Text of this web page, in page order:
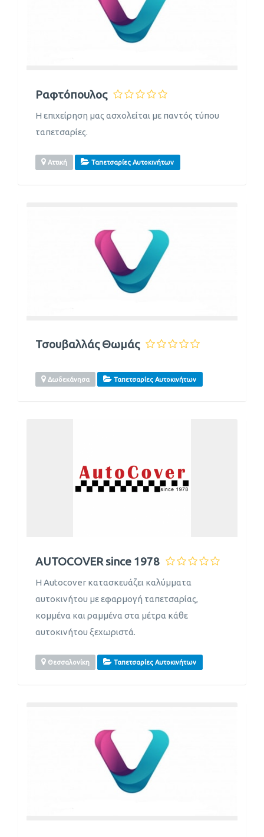
Ραφτόπουλος
Η επιχείρηση μας ασχολείται με παντός τύπου
ταπετσαρίες.
Αττική Ταπετσαρίες Αυτοκινήτων
Τσουβαλλάς Θωμάς
Δωδεκάνησα Ταπετσαρίες Αυτοκινήτων
AUTOCOVER since 1978
Η Autocover κατασκευάζει καλύμματα
αυτοκινήτου με εφαρμογή ταπετσαρίας,
κομμένα και ραμμένα στα μέτρα κάθε
αυτοκινήτου ξεχωριστά.
Θεσσαλονίκη Ταπετσαρίες Αυτοκινήτων